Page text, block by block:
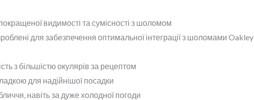
видимості та сумісності з шоломом
для забезпечення оптимальної інтеграції з шоломами Oakley
з більшістю окулярів за рецептом
для надійнішої посадки
навіть за дуже холодної погоди